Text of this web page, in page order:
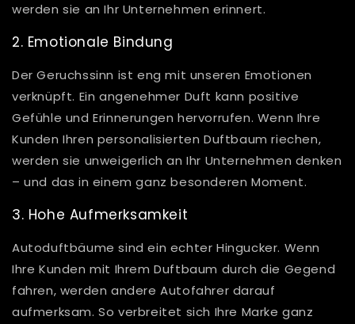
werden sie an Ihr Unternehmen erinnert.
2. Emotionale Bindung
Der Geruchssinn ist eng mit unseren Emotionen
verknüpft. Ein angenehmer Duft kann positive
Gefühle und Erinnerungen hervorrufen. Wenn Ihre
Kunden Ihren personalisierten Duftbaum riechen,
werden sie unweigerlich an Ihr Unternehmen denken
– und das in einem ganz besonderen Moment.
3. Hohe Aufmerksamkeit
Autoduftbäume sind ein echter Hingucker. Wenn
Ihre Kunden mit Ihrem Duftbaum durch die Gegend
fahren, werden andere Autofahrer darauf
aufmerksam. So verbreitet sich Ihre Marke ganz